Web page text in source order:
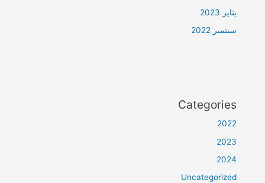
يناير 2023
سبتمبر 2022
Categories
2022
2023
2024
Uncategorized